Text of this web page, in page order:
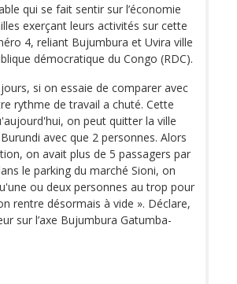
qui se fait sentir sur l’économie
exerçant leurs activités sur cette
4, reliant Bujumbura et Uvira ville
démocratique du Congo (RDC).
si on essaie de comparer avec
rythme de travail a chuté. Cette
on peut quitter la ville
avec que 2 personnes. Alors
on avait plus de 5 passagers par
le parking du marché Sioni, on
ou deux personnes au trop pour
rentre désormais à vide ». Déclare,
sur l’axe Bujumbura Gatumba-